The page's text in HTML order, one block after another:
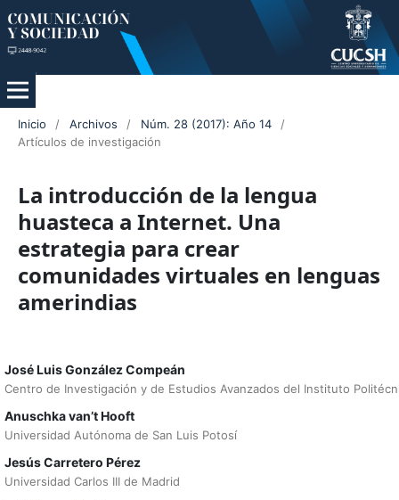
Inicio / Archivos / Núm. 28 (2017): Año 14
/
Artículos de investigación
La introducción de la lengua
huasteca a Internet. Una
estrategia para crear
comunidades virtuales en lenguas
amerindias
José Luis González Compeán
Centro de Investigación y de Estudios Avanzados del Instituto
Anuschka van’t Hooft
Universidad Autónoma de San Luis Potosí
Jesús Carretero Pérez
Universidad Carlos III de Madrid